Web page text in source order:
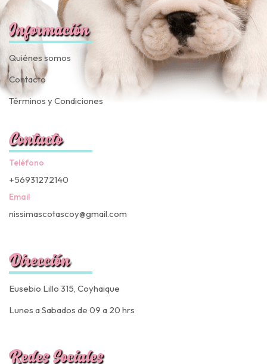
Información
Quiénes somos
Contacto
Términos y Condiciones
Contacto
Teléfono
+56931272140
Email
nissimascotascoy@gmail.com
Dirección
Eusebio Lillo 315, Coyhaique
Lunes a Sabados de 09 a 20 hrs
Redes Sociales